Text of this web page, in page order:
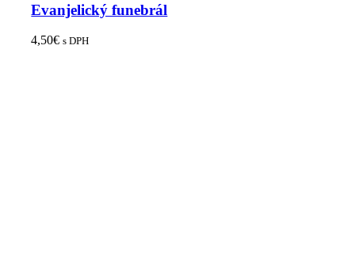
Evanjelický funebrál
4,50€ s DPH